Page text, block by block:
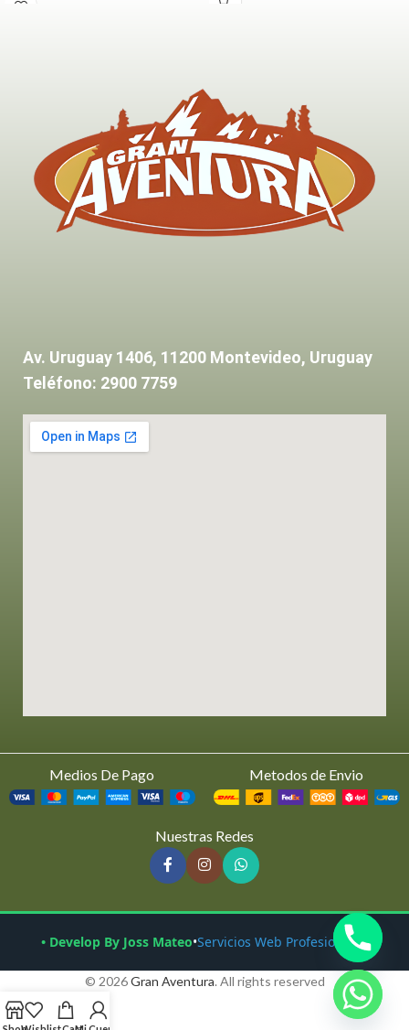
Av. Uruguay 1406, 11200 Montevideo, Uruguay
Teléfono: 2900 7759
Medios De Pago Metodos de Envio
Nuestras Redes
• Develop By Joss Mateo•Servicios Web Profesionales
© 2026Gran Aventura. All rights reserved